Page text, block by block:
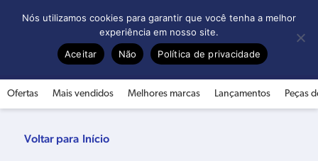
Ofertas Mais vendidos Melhores marcas Lançamentos Peças
Início
Nós utilizamos cookies para garantir que você tenha a melhor
experiência em nosso site.
Aceitar
Não Política de privacidade